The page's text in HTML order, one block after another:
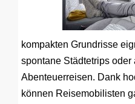
kompakten Grundrisse
spontane Städtetrips oder
Abenteuerreisen. Dank
können Reisemobilisten